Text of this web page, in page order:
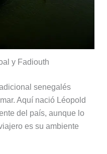
y Fadiouth
senegalés
Aquí nació Léopold
del país, aunque lo
es su ambiente